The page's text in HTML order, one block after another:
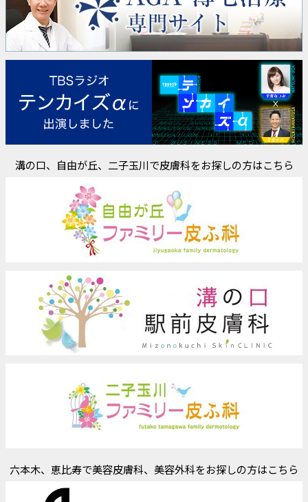
溝の口、自由が丘、二子玉川で皮膚科をお探しの方はこちら
六本木、恵比寿で美容皮膚科、美容外科をお探しの方はこちら